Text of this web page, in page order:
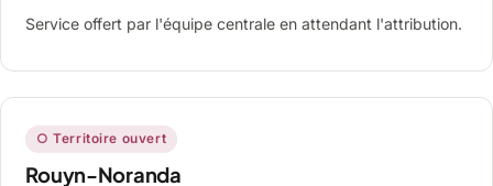
Service offert par l'équipe centrale en attendant l'attribution.
○ Territoire ouvert
Rouyn-Noranda